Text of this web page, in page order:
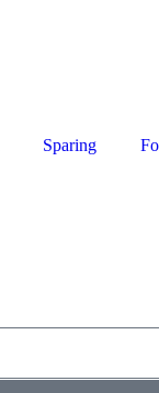
Sparing